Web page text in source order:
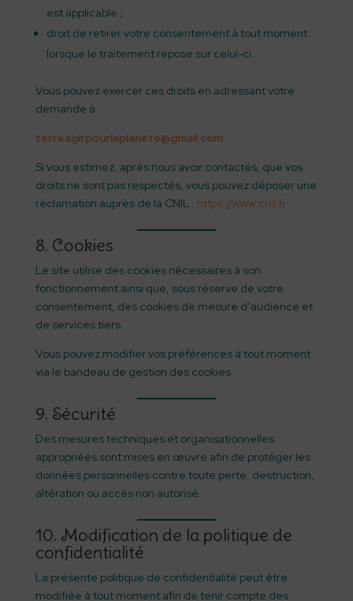
est applicable ;
droit de retirer votre consentement à tout moment
lorsque le traitement repose sur celui-ci.
Vous pouvez exercer ces droits en adressant votre
demande à :
terreagirpourlaplanete@gmail.com
Si vous estimez, après nous avoir contactés, que vos
droits ne sont pas respectés, vous pouvez déposer une
réclamation auprès de la CNIL : https://www.cnil.fr
8. Cookies
Le site utilise des cookies nécessaires à son
fonctionnement ainsi que, sous réserve de votre
consentement, des cookies de mesure d’audience et
de services tiers.
Vous pouvez modifier vos préférences à tout moment
via le bandeau de gestion des cookies.
9. Sécurité
Des mesures techniques et organisationnelles
appropriées sont mises en œuvre afin de protéger les
données personnelles contre toute perte, destruction,
altération ou accès non autorisé.
10. Modification de la politique de
confidentialité
La présente politique de confidentialité peut être
modifiée à tout moment afin de tenir compte des